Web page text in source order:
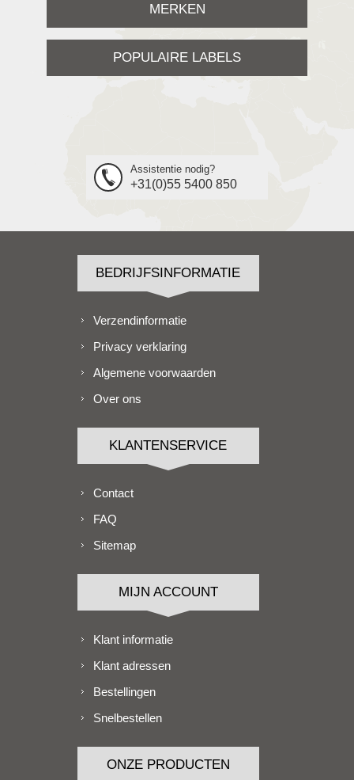
MERKEN
POPULAIRE LABELS
Assistentie nodig?
+31(0)55 5400 850
BEDRIJFSINFORMATIE
Verzendinformatie
Privacy verklaring
Algemene voorwaarden
Over ons
KLANTENSERVICE
Contact
FAQ
Sitemap
MIJN ACCOUNT
Klant informatie
Klant adressen
Bestellingen
Snelbestellen
ONZE PRODUCTEN